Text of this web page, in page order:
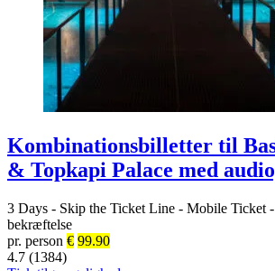
Kombinationsbilletter til
& Topkapi Palace med
3 Days - Skip the Ticket Line - Mobile Ticket -
bekræftelse
pr. person € 99.90
4.7 (1384)